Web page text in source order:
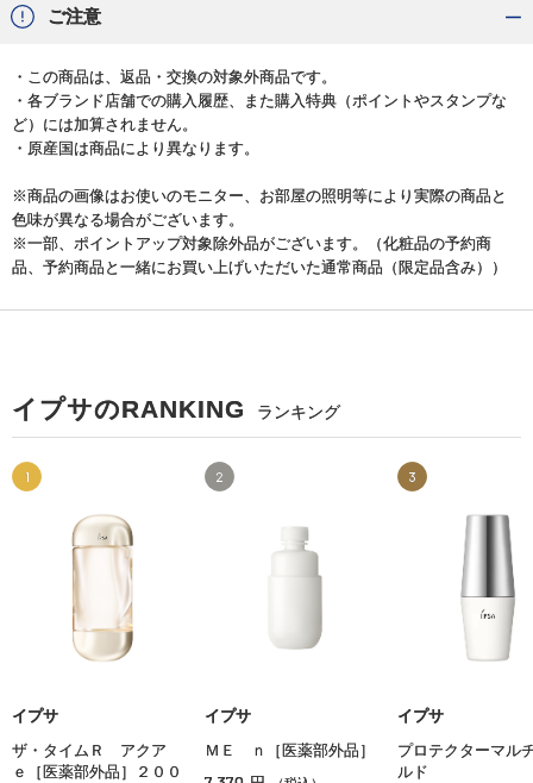
ご注意
・この商品は、返品・交換の対象外商品です。
・各ブランド店舗での購入履歴、また購入特典（ポイントやスタンプな
ど）には加算されません。
・原産国は商品により異なります。
※商品の画像はお使いのモニター、お部屋の照明等により実際の商品と
色味が異なる場合がございます。
※一部、ポイントアップ対象除外品がございます。（化粧品の予約商
品、予約商品と一緒にお買い上げいただいた通常商品（限定品含み））
イプサのRANKING ランキング
1
イプサ
ザ・タイムＲ アクア
ｅ［医薬部外品］２００
2
イプサ
ＭＥ ｎ［医薬部外品］
3
イプサ
プロテクターマル
ルド